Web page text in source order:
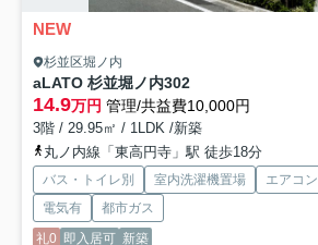
NEW
杉並区堀ノ内
aLATO 杉並堀ノ内302
14.9万円 管理/共益費10,000円
3階 / 29.95㎡ / 1LDK /新築
丸ノ内線「東高円寺」駅 徒歩18分
バス・トイレ別 室内洗濯機置場 エアコン
電気有
都市ガス
礼0 即入居可 新築